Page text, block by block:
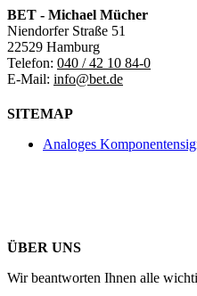
BET - Michael Mücher
Niendorfer Straße 51
22529 Hamburg
Telefon: 040 / 42 10 84-0
E-Mail: info@bet.de
SITEMAP
Analoges
ÜBER UNS
Wir beantworten Ihnen alle